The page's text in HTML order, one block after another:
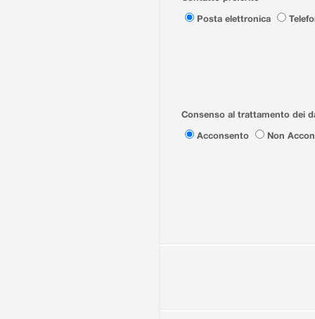
Posta elettronica
Consenso al trattamento dei
Acconsento
Non